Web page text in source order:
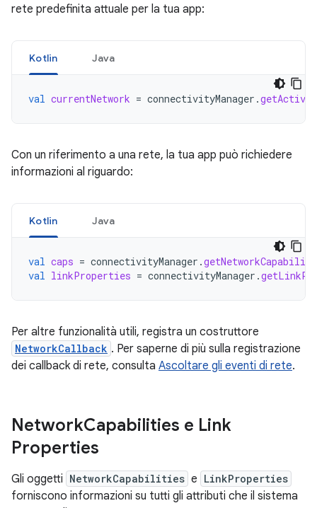
rete predefinita attuale per la tua app:
Kotlin Java
val currentNetwork = connectivityManager .
Con un riferimento a una rete, la tua app può richiedere
informazioni al riguardo:
Kotlin Java
val caps = connectivityManager .
val linkProperties = connectivityManager .
Per altre funzionalità utili, registra un costruttore
NetworkCallback . Per saperne di più sulla registrazione
dei callback di rete, consulta Ascoltare gli eventi di rete.
NetworkCapabilities e Link
Properties
Gli oggetti NetworkCapabilities e LinkProperties
forniscono informazioni su tutti gli attributi che il sistema